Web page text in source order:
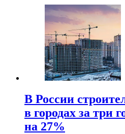
В России
в городах за три
на 27%